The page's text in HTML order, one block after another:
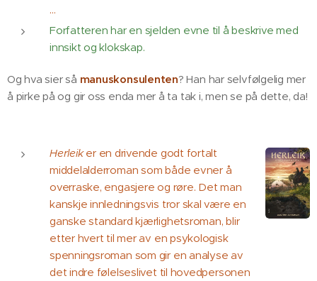
…
Forfatteren har en sjelden evne til å beskrive med
innsikt og klokskap.
Og hva sier så manuskonsulenten? Han har selvfølgelig mer
å pirke på og gir oss enda mer å ta tak i, men se på dette, da!
Herleiker en drivende godt fortalt
middelalderroman som både evner å
overraske, engasjere og røre. Det man
kanskje innledningsvis tror skal være en
ganske standard kjærlighetsroman, blir
etter hvert til mer av en psykologisk
spenningsroman som gir en analyse av
det indre følelseslivet til hovedpersonen